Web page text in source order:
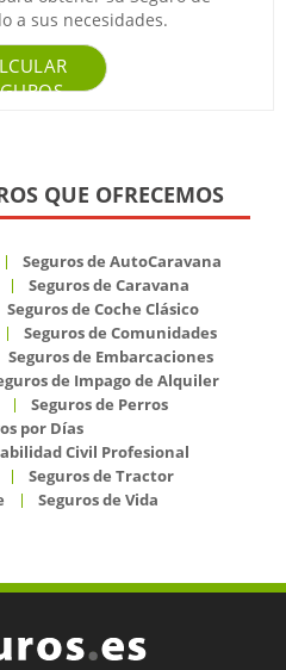
a sus necesidades.
QUE OFRECEMOS
Seguros de AutoCaravana
Seguros de Caravana
Seguros de Coche Clásico
Seguros de Comunidades
Seguros de Embarcaciones
de Impago de Alquiler
Seguros de Perros
por Días
Civil Profesional
Seguros de Tractor
Seguros de Vida